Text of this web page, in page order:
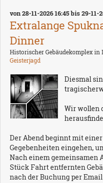
von 28-11-2026 16:45 bis 29-11-
Extralange
Dinner
Historischer Gebäudekomplex in
Geisterjagd
Diesmal
Wir wollen
Der Abend beginnt mit
Gegebenheiten eingehen,
Nach einem gemeinsamen
Stück Fahrt entfernten
nach der Buchung per